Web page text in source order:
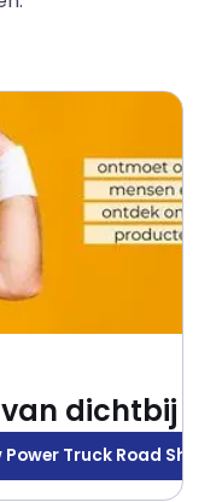
dichtbij
innovatie van
Truck Road Show